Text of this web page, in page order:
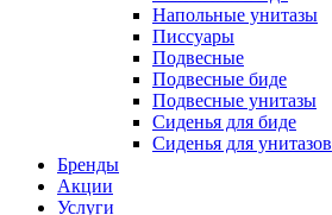
Напольные унитазы
Писсуары
Подвесные
Подвесные биде
Подвесные унитазы
Сиденья для биде
Сиденья для унитазов
Бренды
Акции
Услуги